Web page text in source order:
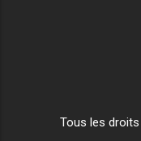
Tous les